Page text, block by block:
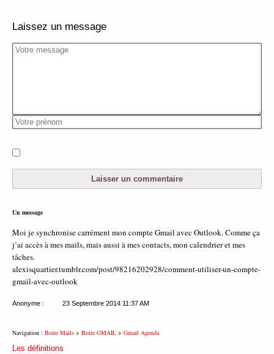
Laissez un message
Un message
Moi je synchronise carrément mon compte Gmail avec Outlook. Comme ça
j’ai accès à mes mails, mais aussi à mes contacts, mon calendrier et mes
tâches.
alexisquartier.tumblr.com/post/98216202928/comment-utiliser-un-compte-
gmail-avec-outlook
Anonyme : 23 Septembre 2014 11:37 AM
Navigation : Boite Mails > Boite GMAIL > Gmail Agenda
Les définitions